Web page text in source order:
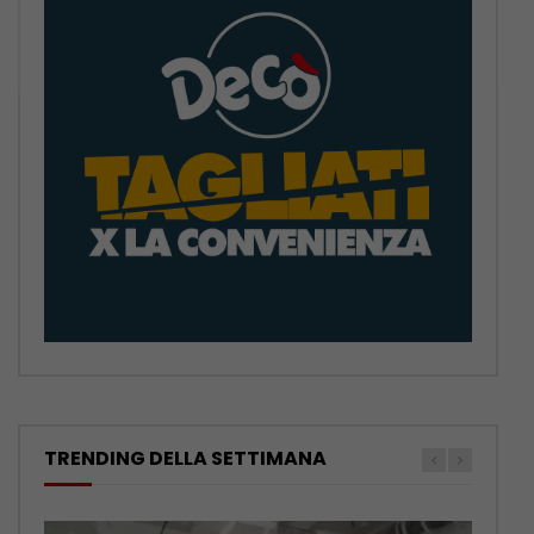
TRENDING DELLA SETTIMANA